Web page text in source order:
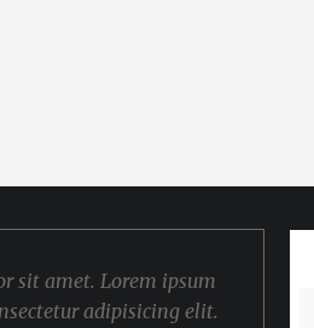
sit amet. Lorem ipsum
adipisicing elit.